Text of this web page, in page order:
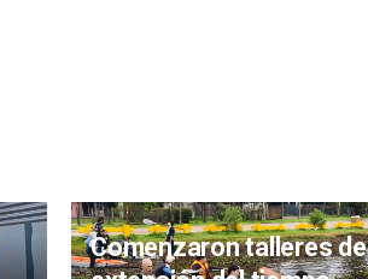
Comenzaron talleres de